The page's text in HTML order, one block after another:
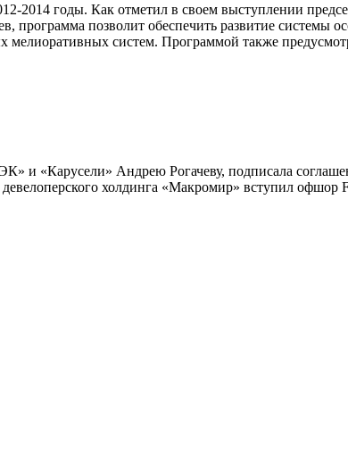
2014 годы. Как отметил в своем выступлении
позволит обеспечить развитие системы
мелиоративных систем. Программой также
и «Карусели» Андрею Рогачеву, подписала
холдинга «Макромир» вступил офшор